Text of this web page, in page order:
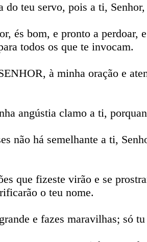
do teu servo, pois a ti,
és bom, e pronto a perdoar,
todos os que te invocam.
à minha oração e
angústia clamo a ti,
não há semelhante a ti,
que fizeste virão e se
o teu nome.
e fazes maravilhas; só